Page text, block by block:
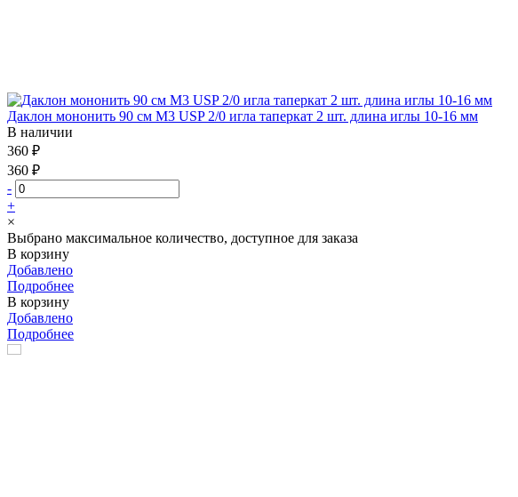
Даклон мононить 90 см М3 USP 2/0 игла таперкат 2 шт. длина иглы 10-16 мм
В наличии
360 ₽
360 ₽
-
+
×
Выбрано максимальное количество, доступное для заказа
В корзину
Добавлено
Подробнее
В корзину
Добавлено
Подробнее